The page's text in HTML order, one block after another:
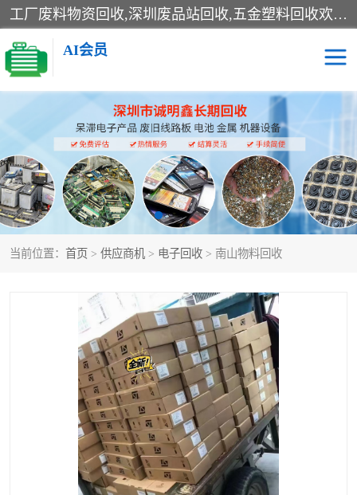
工厂废料物资回收,深圳废品站回收,五金塑料回收欢迎有金属、塑料、电子、电线、废旧设备、废铜、锡渣、线路板、镀银废料、废IC、电子零件、电子脚，等其他废旧物资的单位及个人联系洽谈。对提供息者我们可以提供优厚的业务提成（佣金）。
AI会员
当前位置： 首页 > 供应商机 > 电子回收 > 南山物料回收
线路板回收 电子回收
电子产品回收 电池回收
金属回收 机器设备回收